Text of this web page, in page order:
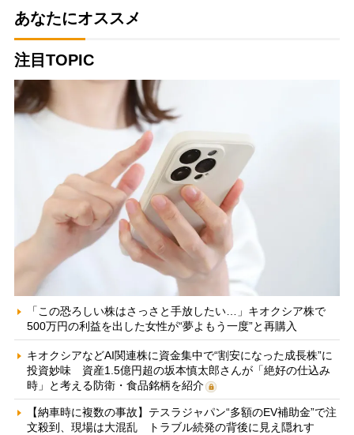
あなたにオススメ
注目TOPIC
「この恐ろしい株はさっさと手放したい…」キオクシア株で
500万円の利益を出した女性が“夢よもう一度”と再購入
キオクシアなどAI関連株に資金集中で“割安になった成長株”に
投資妙味 資産1.5億円超の坂本慎太郎さんが「絶好の仕込み
時」と考える防衛・食品銘柄を紹介
【納車時に複数の事故】テスラジャパン“多額のEV補助金”で注
文殺到、現場は大混乱 トラブル続発の背後に見え隠れす